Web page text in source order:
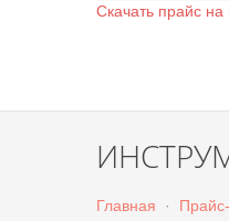
Скачать прайс
Главная ·